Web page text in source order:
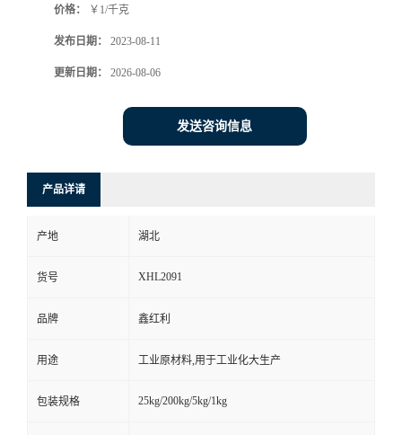
价格： ￥1/千克
发布日期： 2023-08-11
更新日期： 2026-08-06
发送咨询信息
产品详请
产地 湖北
货号 XHL2091
品牌 鑫红利
用途 工业原材料,用于工业化大生产
包装规格 25kg/200kg/5kg/1kg